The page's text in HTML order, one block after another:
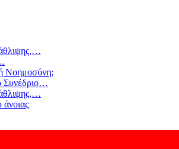
…
Νοημοσύνη;
Συνέδριο…
…